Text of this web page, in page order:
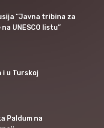
“Javna tribina za
UNESCO listu”
i u Turskoj
Paldum na